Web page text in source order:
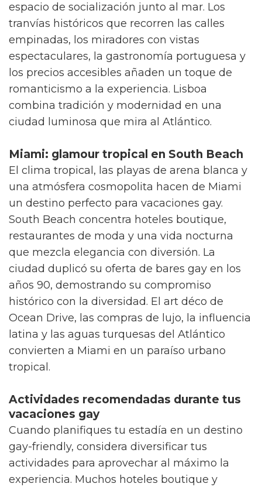
espacio de socialización junto al mar. Los
tranvías históricos que recorren las calles
empinadas, los miradores con vistas
espectaculares, la gastronomía portuguesa y
los precios accesibles añaden un toque de
romanticismo a la experiencia. Lisboa
combina tradición y modernidad en una
ciudad luminosa que mira al Atlántico.
Miami: glamour tropical en South Beach
El clima tropical, las playas de arena blanca y
una atmósfera cosmopolita hacen de Miami
un destino perfecto para vacaciones gay.
South Beach concentra hoteles boutique,
restaurantes de moda y una vida nocturna
que mezcla elegancia con diversión. La
ciudad duplicó su oferta de bares gay en los
años 90, demostrando su compromiso
histórico con la diversidad. El art déco de
Ocean Drive, las compras de lujo, la influencia
latina y las aguas turquesas del Atlántico
convierten a Miami en un paraíso urbano
tropical.
Actividades recomendadas durante tus
vacaciones gay
Cuando planifiques tu estadía en un destino
gay-friendly, considera diversificar tus
actividades para aprovechar al máximo la
experiencia. Muchos hoteles boutique y